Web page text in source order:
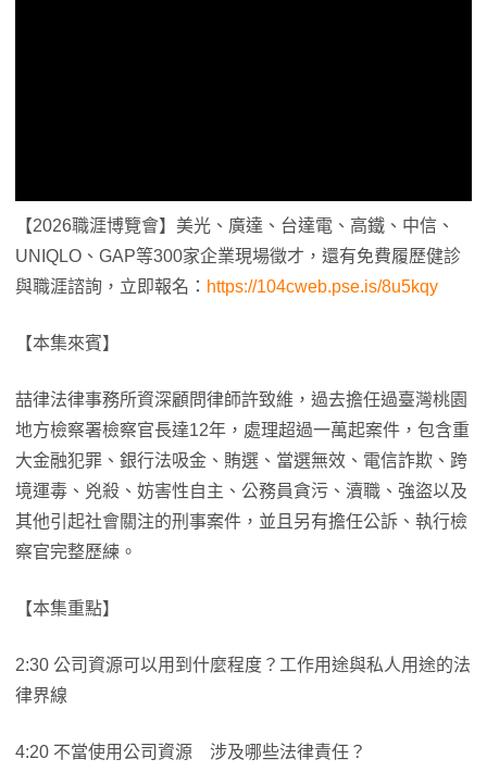
【2026職涯博覽會】美光、廣達、台達電、高鐵、中信、
UNIQLO、GAP等300家企業現場徵才，還有免費履歷健診
與職涯諮詢，立即報名： https://104cweb.pse.is/8u5kqy
【本集來賓】
喆律法律事務所資深顧問律師許致維，過去擔任過臺灣桃園
地方檢察署檢察官長達12年，處理超過一萬起案件，包含重
大金融犯罪、銀行法吸金、賄選、當選無效、電信詐欺、跨
境運毒、兇殺、妨害性自主、公務員貪污、瀆職、強盜以及
其他引起社會關注的刑事案件，並且另有擔任公訴、執行檢
察官完整歷練。
【本集重點】
2:30 公司資源可以用到什麼程度？工作用途與私人用途的法
律界線
4:20 不當使用公司資源 涉及哪些法律責任？